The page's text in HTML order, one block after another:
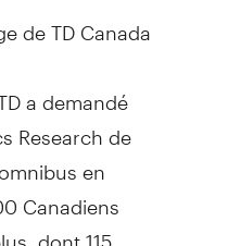
de TD Canada
a demandé
Research de
en
Canadiens
dont 115